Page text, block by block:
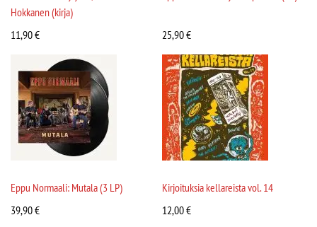
Hokkanen (kirja)
11,90€ 25,90€
Eppu Normaali: Mutala (3 LP)
39,90€
Kirjoituksia kellareista vol. 14
12,00€